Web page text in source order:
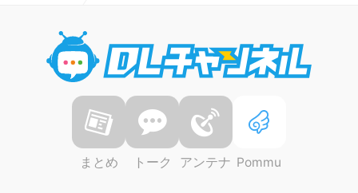
まとめ トーク アンテナ Pommu